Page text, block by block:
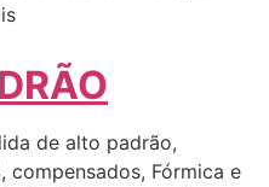
de alto padrão,
compensados, Fórmica e